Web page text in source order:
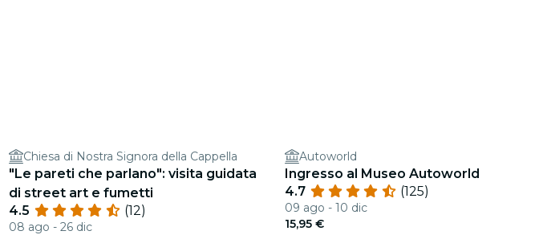
Chiesa di Nostra Signora della Cappella
"Le pareti che parlano": visita guidata
di street art e fumetti
4.5
(12)
08 ago - 26 dic
Autoworld
Ingresso al Museo Autoworld
4.7
(125)
09 ago - 10 dic
15,95 €